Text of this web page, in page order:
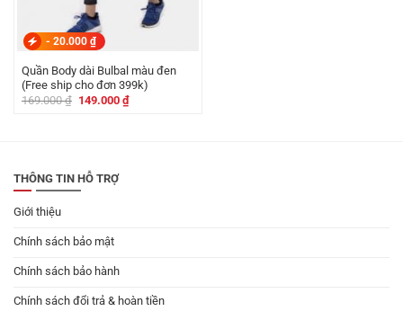
- 20.000 ₫
Quần Body dài Bulbal màu đen
(Free ship cho đơn 399k)
169.000₫ Giá
149.000 ₫Giá
hiện
THÔNG TIN HỖ TRỢ
Giới thiệu
Chính sách bảo mật
Chính sách bảo hành
Chính sách đổi trả & hoàn tiền